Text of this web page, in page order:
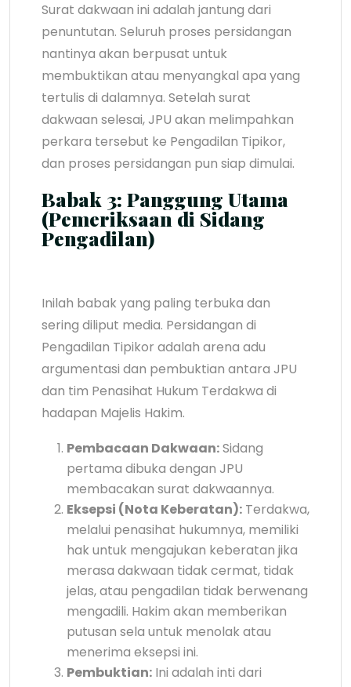
Surat dakwaan ini adalah jantung dari
penuntutan. Seluruh proses persidangan
nantinya akan berpusat untuk
membuktikan atau menyangkal apa yang
tertulis di dalamnya. Setelah surat
dakwaan selesai, JPU akan melimpahkan
perkara tersebut ke Pengadilan Tipikor,
dan proses persidangan pun siap dimulai.
Babak 3: Panggung Utama
(Pemeriksaan di Sidang
Pengadilan)
Inilah babak yang paling terbuka dan
sering diliput media. Persidangan di
Pengadilan Tipikor adalah arena adu
argumentasi dan pembuktian antara JPU
dan tim Penasihat Hukum Terdakwa di
hadapan Majelis Hakim.
Pembacaan Dakwaan:Sidang
pertama dibuka dengan JPU
membacakan surat dakwaannya.
Eksepsi (Nota Keberatan): Terdakwa,
melalui penasihat hukumnya, memiliki
hak untuk mengajukan keberatan jika
merasa dakwaan tidak cermat, tidak
jelas, atau pengadilan tidak berwenang
mengadili. Hakim akan memberikan
putusan sela untuk menolak atau
menerima eksepsi ini.
Pembuktian: Ini adalah inti dari